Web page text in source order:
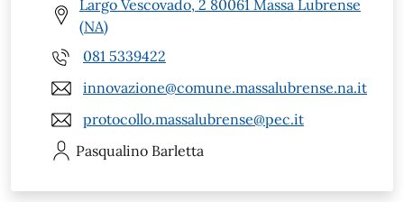
Largo Vescovado, 2 80061 Massa Lubrense
(NA)
081 5339422
innovazione@comune.massalubrense.na.it
protocollo.massalubrense@pec.it
Pasqualino Barletta